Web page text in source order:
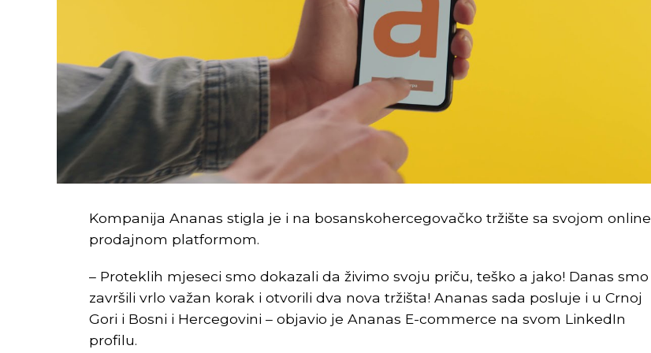
izgradnja Naučno-tehnološkog parka u Banjaluci.
Što se tiče projektne dokumentacije koja je juče predata predstavnicima
Univerziteta i Ministarstva za naučno-tehnološki razvoj, ona je, kako je prenio
RTRS, finansirana kroz Italijanski fond za inovativne projekte, preko Razvojne
banke Savjeta Evrope.
REKLAMA
Inače, nadležni kažu da će budući Naučno-tehnološki park biti centralno mjesto
gdje se rađaju inovativne ideje i tehnološki napredak Srpske.
Kompanija Ananas stigla je i na bosanskohercegovačko tržište sa svojom online
prodajnom platformom.
– Proteklih mjeseci smo dokazali da živimo svoju priču, teško a jako! Danas smo
završili vrlo važan korak i otvorili dva nova tržišta! Ananas sada posluje i u Crnoj
Gori i Bosni i Hercegovini – objavio je Ananas E-commerce na svom LinkedIn
profilu.